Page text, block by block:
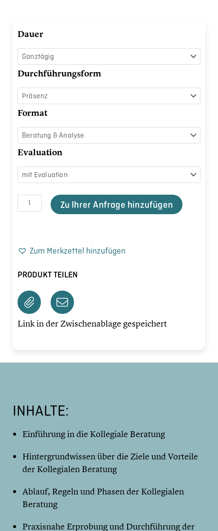
Dauer
Durchführungsform
Format
Evaluation
Kollegiale
im
Alltag
Menge
Zu Ihrer Anfrage hinzufügen
Zum Merkzettel hinzufügen
PRODUKT TEILEN
Link in der Zwischenablage gespeichert
INHALTE:
Einführung in die Kollegiale Beratung
Hintergrundwissen über die Ziele und Vorteile
der Kollegialen Beratung
Ablauf, Regeln und Phasen der Kollegialen
Beratung
Praxisnahe Erprobung und Durchführung der